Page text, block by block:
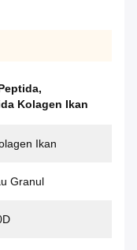
,
Kolagen Ikan
Ikan
Granul